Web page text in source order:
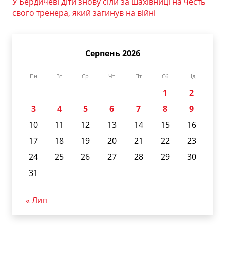
свого тренера, який загинув на війні
Серпень 2026
Пн Вт Ср Чт Пт Сб Нд
1
2
3
4 5 6 7 8
9
10
11 12 13 14 15
16
17
18 19 20 21 22
23
24
25 26 27 28 29
30
31
« Лип